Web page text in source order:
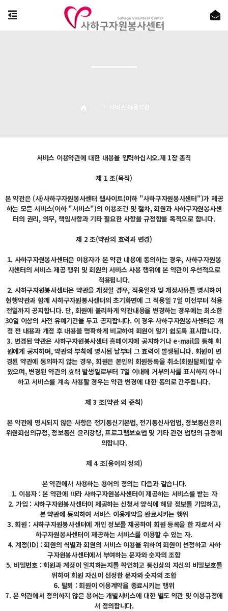
서비스 이용약관에 대한 내용을 입력하십시오.제 1장 총칙
제 1 조(목적)
본 약관은 (사)사하구자원봉사센터 웹사이트(이하 "사하구자원봉사센터")가 제공
하는 모든 서비스(이하 "서비스")의 이용조건 및 절차, 회원과사하구자원봉사센
터의 권리, 의무, 책임사항과 기타 필요한 사항을 규정함을 목적으로 합니다.
제 2 조(약관의 효력과 변경)
1. 사하구자원봉사센터은 이용자가 본 약관 내용에 동의하는 경우, 사하구자원봉
사센터의 서비스 제공 행위 및 회원의 서비스 사용 행위에 본 약관이 우선적으로
적용됩니다.
2. 사하구자원봉사센터은 약관을 개정할 경우, 적용일자 및 개정사유를 명시하여
현행약관과 함께 사하구자원봉사센터의 초기화면에 그 적용일 7일 이전부터 적용
전일까지 공지합니다. 단, 회원에 불리하게 약관내용을 변경하는 경우에는 최소한
30일 이상의 사전 유예기간을 두고 공지합니다. 이 경우 사하구자원봉사센터은 개
정 전 내용과 개정 후 내용을 명확하게 비교하여 회원이 알기 쉽도록 표시합니다.
3. 변경된 약관은 사하구자원봉사센터 홈페이지에 공지하거나 e-mail을 통해 회
원에게 공지하며, 약관의 부칙에 명시된 날부터 그 효력이 발생됩니다. 회원이 변
경된 약관에 동의하지 않는 경우, 회원은 본인의 회원등록을 취소(회원탈퇴)할 수
있으며, 변경된 약관의 효력 발생일로부터 7일 이내에 거부의사를 표시하지 아니
하고 서비스를 계속 사용할 경우는 약관 변경에 대한 동의로 간주됩니다.
제 3 조(약관 외 준칙)
본 약관에 명시되지 않은 사항은 전기통신기본법, 전기통신사업법, 정보통신윤리
위원회심의규정, 정보통신 윤리강령, 프로그램보호법 및 기타 관련 법령의 규정에
의합니다.
제 4 조(용어의 정의)
본 약관에서 사용하는 용어의 정의는 다음과 같습니다.
1. 이용자 : 본 약관에 따라 사하구자원봉사센터이 제공하는 서비스를 받는 자
2. 가입 : 사하구자원봉사센터이 제공하는 신청서 양식에 해당 정보를 기입하고,
본 약관에 동의하여 서비스 이용계약을 완료시키는 행위
3. 회원 : 사하구자원봉사센터에 개인 정보를 제공하여 회원 등록을 한 자로서 사
하구자원봉사센터이 제공하는 서비스를 이용할 수 있는 자.
4. 계정(ID) : 회원의 식별과 회원의 서비스 이용을 위하여 회원이 선정하고 사하
구자원봉사센터에서 부여하는 문자와 숫자의 조합
5. 비밀번호 : 회원과 계정이 일치하는지를 확인하고 통신상의 자신의 비밀보호를
위하여 회원 자신이 선정한 문자와 숫자의 조합
6. 탈퇴 : 회원이 이용계약을 종료시키는 행위
7. 본 약관에서 정의하지 않은 용어는 개별서비스에 대한 별도 약관 및 이용규정에
서 정의합니다.